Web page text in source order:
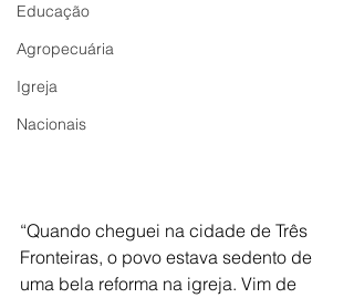
Educação
Agropecuária
Igreja
Nacionais
“Quando cheguei na cidade de Três
Fronteiras, o povo estava sedento de
uma bela reforma na igreja. Vim de